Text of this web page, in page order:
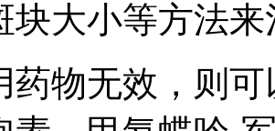
块大小等方法
药物无效，则